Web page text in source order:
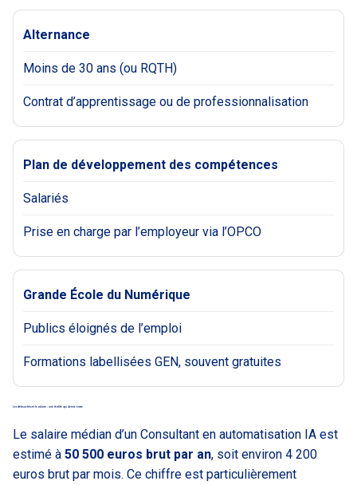
Alternance
Moins de 30 ans (ou RQTH)
Contrat d’apprentissage ou de professionnalisation
Plan de développement des compétences
Salariés
Prise en charge par l’employeur via l’OPCO
Grande École du Numérique
Publics éloignés de l’emploi
Formations labellisées GEN, souvent gratuites
Les débouchés et le salaire : une réalité qui donne envie
Le salaire médian d’un Consultant en automatisation IA est
estimé à 50 500 euros brut par an, soit environ 4 200
euros brut par mois. Ce chiffre est particulièrement